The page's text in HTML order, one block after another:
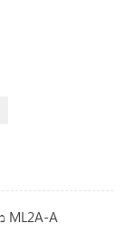
מיטה זוגית מודרנית מיטת חדר שינה מעולה ML2A-A